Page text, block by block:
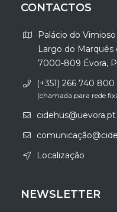
CONTACTOS
Palácio do Vimioso
Largo do Marquês
7000-809 Évora,
(+351) 266 740 800
(chamada para rede
cidehus@uevora.pt
Localização
NEWSLETTER